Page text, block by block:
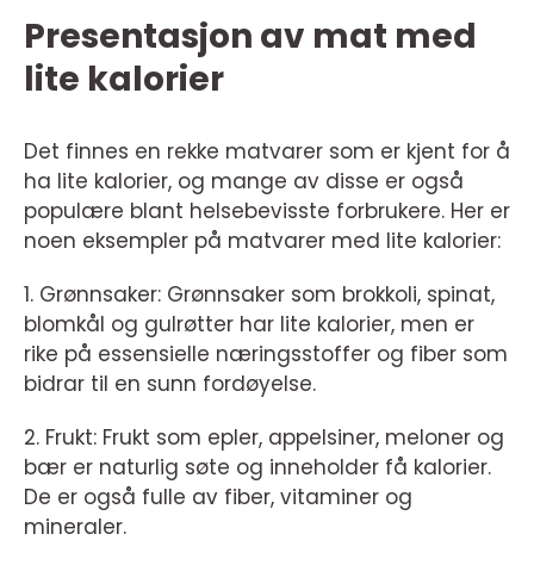
Presentasjon av mat med
lite kalorier
Det finnes en rekke matvarer som er kjent for å
ha lite kalorier, og mange av disse er også
populære blant helsebevisste forbrukere. Her er
noen eksempler på matvarer med lite kalorier:
1. Grønnsaker: Grønnsaker som brokkoli, spinat,
blomkål og gulrøtter har lite kalorier, men er
rike på essensielle næringsstoffer og fiber som
bidrar til en sunn fordøyelse.
2. Frukt: Frukt som epler, appelsiner, meloner og
bær er naturlig søte og inneholder få kalorier.
De er også fulle av fiber, vitaminer og
mineraler.